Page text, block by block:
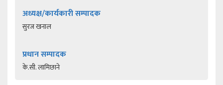
अध्यक्ष/कार्यकारी सम्पादक
सुरज खनाल
प्रधान सम्पादक
के.सी. लामिछाने